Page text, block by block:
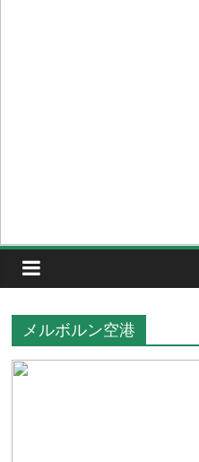
メルボルン空港